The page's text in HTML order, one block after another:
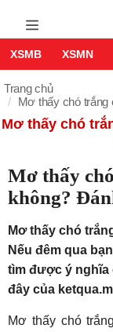
XSMB XSMN
Trang chủ
Mơ thấy chó
Mơ thấy chó
Mơ thấy
không?
Mơ thấy chó
Nếu đêm qua
tìm được ý nghĩa
đây của
Mơ thấy chó